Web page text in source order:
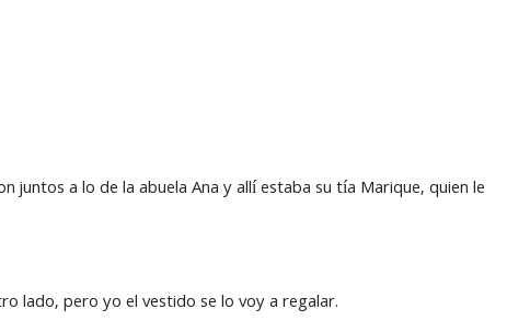
juntos a lo de la abuela Ana y allí estaba su tía Marique, quien le
lado, pero yo el vestido se lo voy a regalar.